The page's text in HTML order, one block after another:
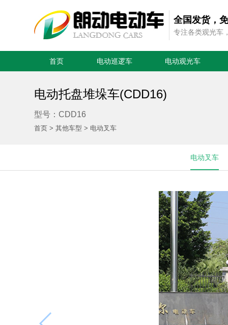
全国发货，
专注各类观光车
首页 电动巡逻车 电动观光车
电动托盘堆垛车(CDD16)
型号：CDD16
首页 > 其他车型 > 电动叉车
电动叉车